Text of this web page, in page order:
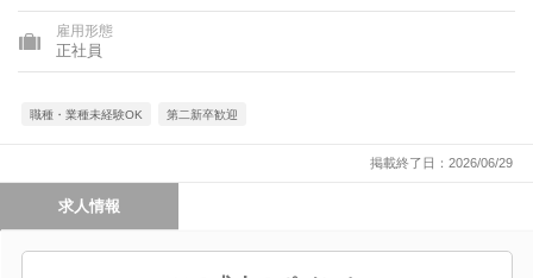
雇用形態
正社員
職種・業種未経験OK 第二新卒歓迎
掲載終了日：2026/06/29
求人情報